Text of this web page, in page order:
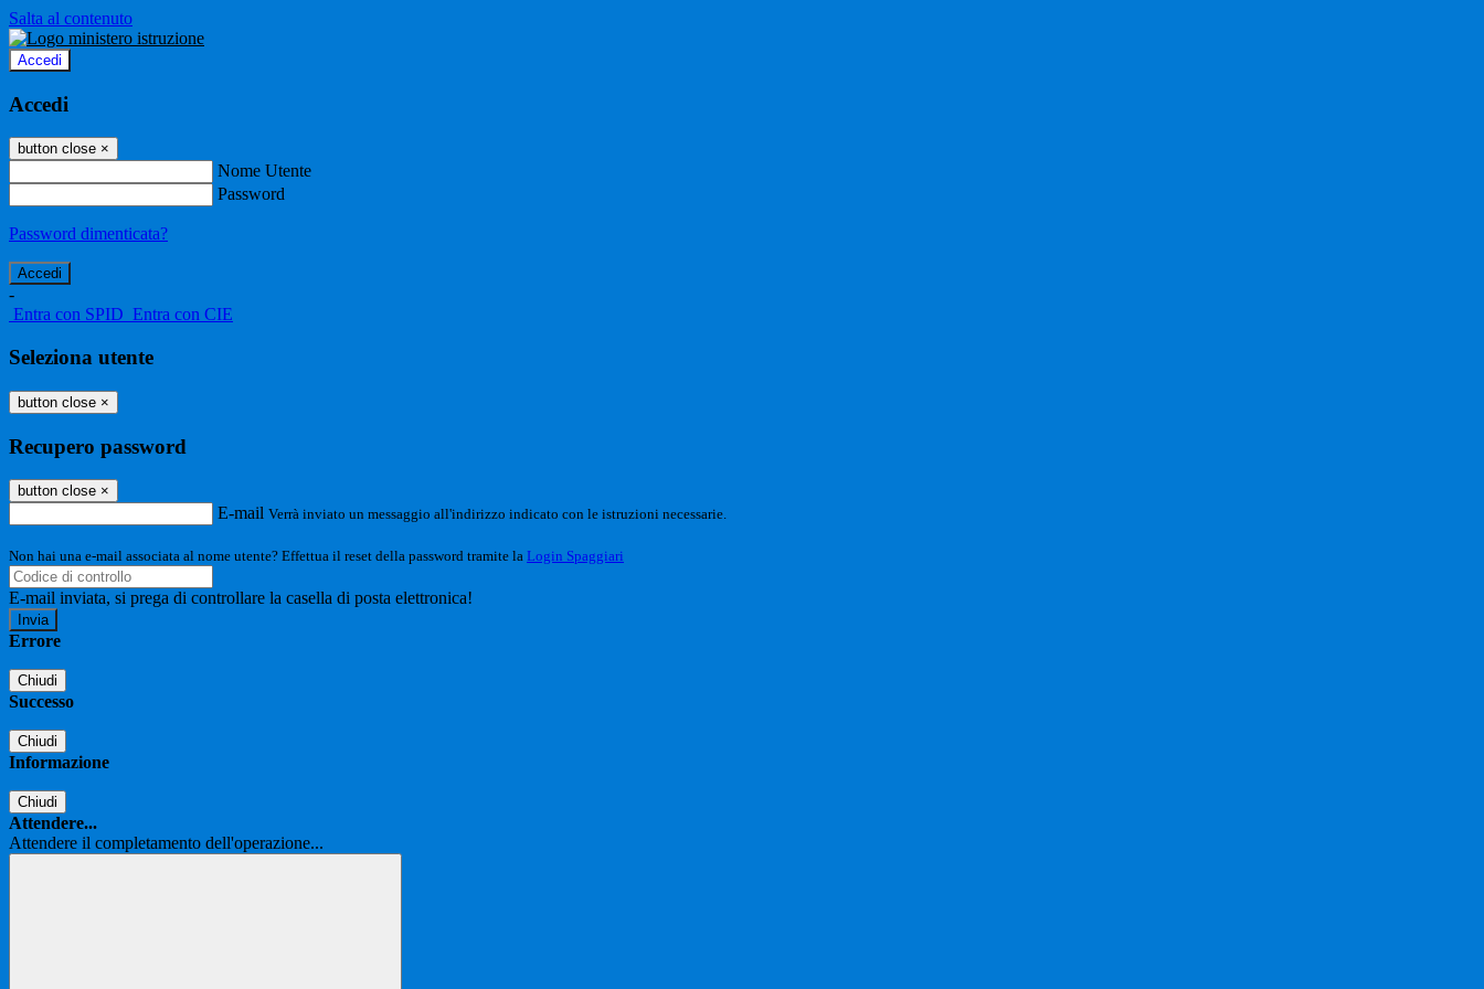
Salta al contenuto
Accedi
Accedi
button close ×
Nome Utente
Password
Password dimenticata?
-
Entra con SPID Entra con CIE
Seleziona utente
button close ×
Recupero password
button close ×
E-mail Verrà inviato un messaggio all'indirizzo indicato con le istruzioni necessarie.
Non hai una e-mail associata al nome utente? Effettua il reset della password tramite la Login Spaggiari
E-mail inviata, si prega di controllare la casella di posta elettronica!
Errore
Chiudi
Successo
Chiudi
Informazione
Chiudi
Attendere...
Attendere il completamento dell'operazione...